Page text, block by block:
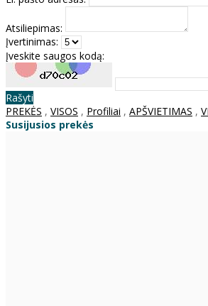
Atsiliepimas:
Įvertinimas:
Įveskite saugos kodą:
Rašyti
PREKĖS , VISOS , Profiliai , APŠVIETIMAS ,
Susijusios prekės